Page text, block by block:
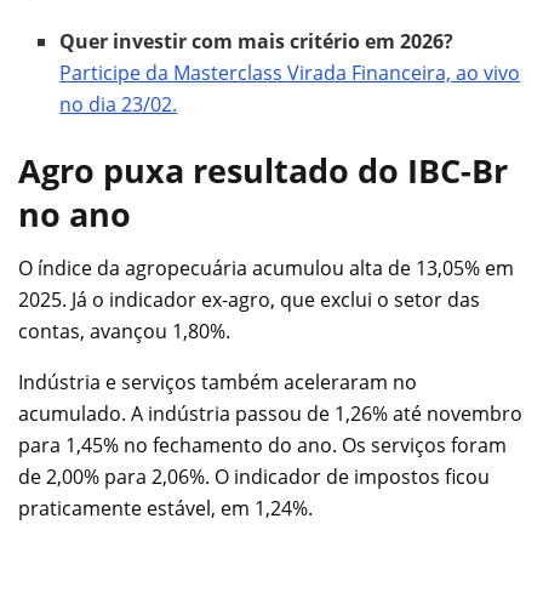
Quer investir com mais critério em 2026?
Participe da Masterclass Virada Financeira, ao vivo
no dia 23/02.
Agro puxa resultado do IBC-Br
no ano
O índice da agropecuária acumulou alta de 13,05% em
2025. Já o indicador ex-agro, que exclui o setor das
contas, avançou 1,80%.
Indústria e serviços também aceleraram no
acumulado. A indústria passou de 1,26% até novembro
para 1,45% no fechamento do ano. Os serviços foram
de 2,00% para 2,06%. O indicador de impostos ficou
praticamente estável, em 1,24%.